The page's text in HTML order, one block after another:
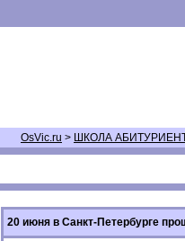
OsVic.ru > ШКОЛА
20 июня в Санкт-Петербурге